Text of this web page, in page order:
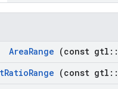
AreaRange (const gtl ::
RatioRange (const gtl ::